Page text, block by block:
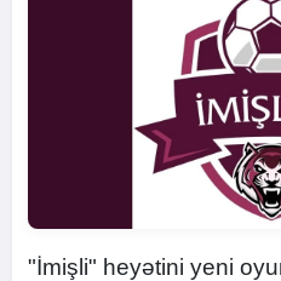
"İmişli" heyətini yeni